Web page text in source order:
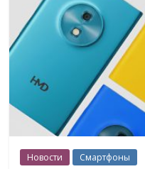
Новости Смартфоны